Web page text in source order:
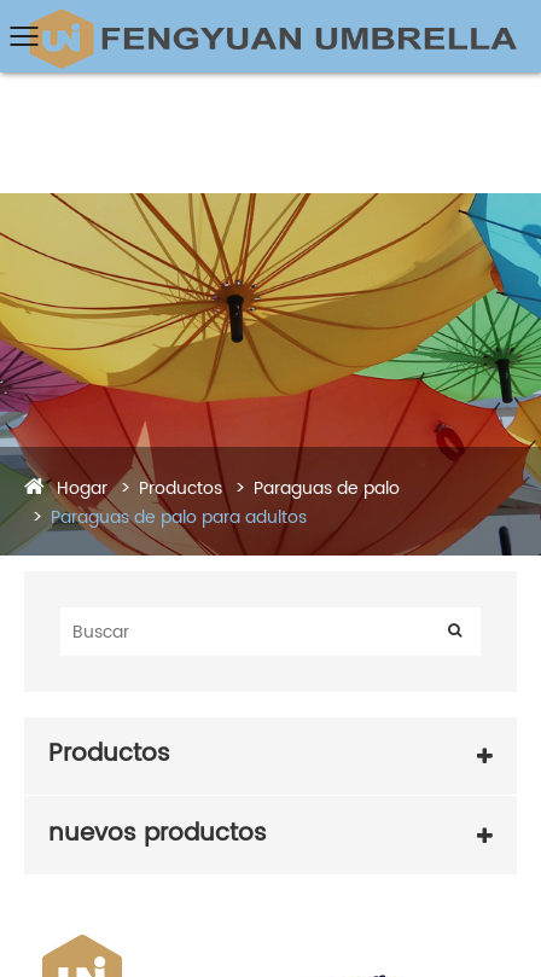
Hogar Productos
Paraguas de palo
Paraguas de palo para adultos
Productos
nuevos productos